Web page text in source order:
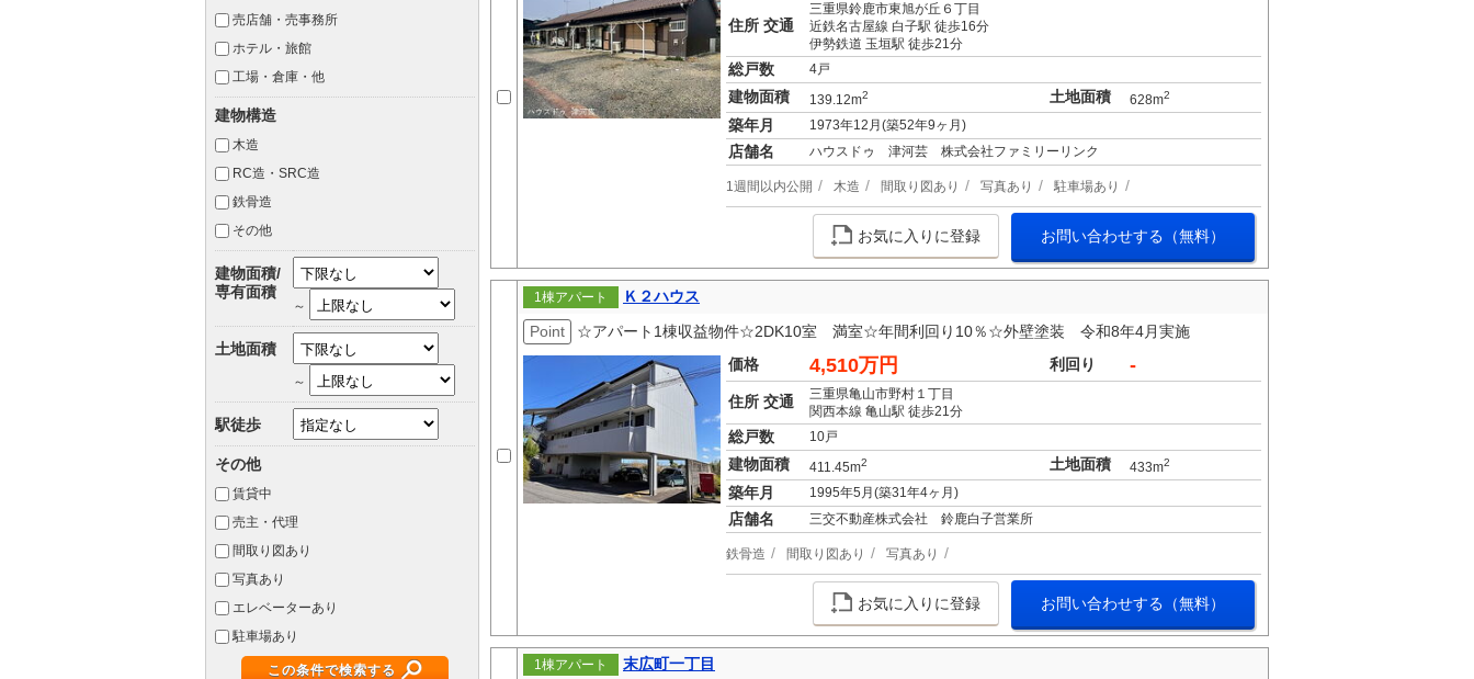
住所 交通
三重県鈴鹿市東旭が丘６丁目
近鉄名古屋線 白子駅 徒歩16分
伊勢鉄道 玉垣駅 徒歩21分
総戸数 4戸
建物面積 139.12m2 土地面積 628m2
築年月 1973年12月(築52年9ヶ月)
店舗名 ハウスドゥ 津河芸 株式会社ファミリーリンク
1週間以内公開 木造 間取り図あり 写真あり 駐車場あり
お気に入りに登録 お問い合わせする（無料）
1棟アパート
Ｋ２ハウス
Point
☆アパート1棟収益物件☆2DK10室 満室☆年間利回り10％☆外壁塗装 令和8年4月実施
価格
4,510万円 利回り -
住所 交通
三重県亀山市野村１丁目
関西本線 亀山駅 徒歩21分
総戸数 10戸
建物面積 411.45m2 土地面積 433m2
築年月 1995年5月(築31年4ヶ月)
店舗名 三交不動産株式会社 鈴鹿白子営業所
鉄骨造 間取り図あり 写真あり
お気に入りに登録 お問い合わせする（無料）
1棟アパート
末広町一丁目
売店舗・売事務所
ホテル・旅館
工場・倉庫・他
建物構造
木造
RC造・SRC造
鉄骨造
その他
建物面積/
専有面積
～
土地面積
～
駅徒歩
その他
賃貸中
売主・代理
間取り図あり
写真あり
エレベーターあり
駐車場あり
この条件で検索する